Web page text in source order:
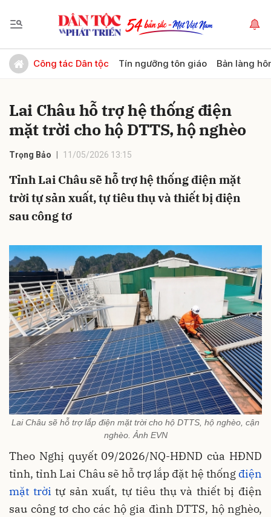
Công tác Dân tộc Tín ngưỡng tôn giáo Bản làng
Lai Châu hỗ trợ hệ thống điện
mặt trời cho hộ DTTS, hộ nghèo
Trọng Bảo 11/05/2026 13:15
Tỉnh Lai Châu sẽ hỗ trợ hệ thống điện mặt
trời tự sản xuất, tự tiêu thụ và thiết bị điện
sau công tơ
Lai Châu sẽ hỗ trợ lắp điện mặt trời cho hộ DTTS, hộ nghèo, cận
nghèo. Ảnh EVN
Theo Nghị quyết 09/2026/NQ-HĐND của HĐND
tỉnh, tỉnh Lai Châu sẽ hỗ trợ lắp đặt hệ thống điện
mặt trời tự sản xuất, tự tiêu thụ và thiết bị điện
sau công tơ cho các hộ gia đình DTTS, hộ nghèo,
Gửi bình luận
Hủy Gửi